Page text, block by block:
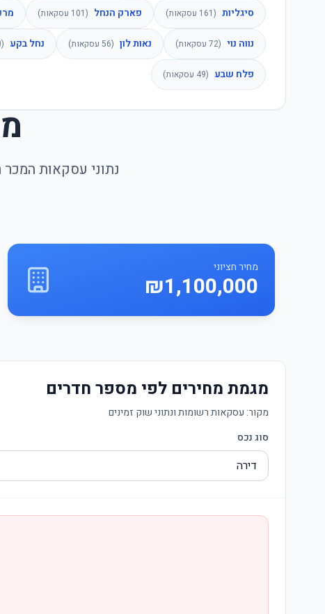
סיגליות (
161 עסקאות) פארק הנחל (
101 עסקאות)
נווה נוי (
72 עסקאות) נאות לון (
56 עסקאות) נחל בקע (
פלח שבע (
49 עסקאות)
נתוני עסקאות
מחיר חציוני
₪1,100,000
מגמת מחירים לפי מספר חדרים
מקור: עסקאות רשומות ונתוני שוק זמינים
סוג נכס